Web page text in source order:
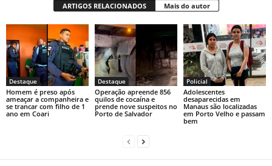
ARTIGOS RELACIONADOS Mais do autor
Destaque
Homem é preso após
ameaçar a companheira e
se trancar com filho de 1
ano em Coari
Destaque
Operação apreende 856
quilos de cocaína e
prende nove suspeitos no
Porto de Salvador
Policial
Adolescentes
desaparecidas em
Manaus são localizadas
em Porto Velho e passam
bem